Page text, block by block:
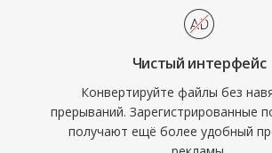
Чистый интерфейс
Конвертируйте файлы без
прерываний. Зарегистрированные
получают ещё более удобный